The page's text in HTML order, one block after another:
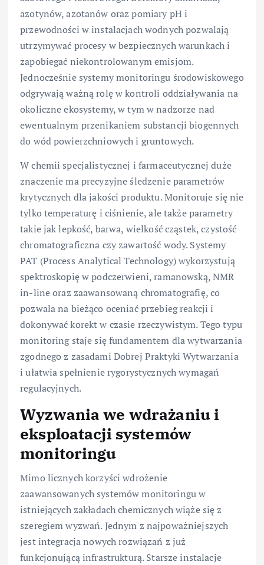
azotynów, azotanów oraz pomiary pH i
przewodności w instalacjach wodnych pozwalają
utrzymywać procesy w bezpiecznych warunkach i
zapobiegać niekontrolowanym emisjom.
Jednocześnie systemy monitoringu środowiskowego
odgrywają ważną rolę w kontroli oddziaływania na
okoliczne ekosystemy, w tym w nadzorze nad
ewentualnym przenikaniem substancji biogennych
do wód powierzchniowych i gruntowych.
W chemii specjalistycznej i farmaceutycznej duże
znaczenie ma precyzyjne śledzenie parametrów
krytycznych dla jakości produktu. Monitoruje się nie
tylko temperaturę i ciśnienie, ale także parametry
takie jak lepkość, barwa, wielkość cząstek, czystość
chromatograficzna czy zawartość wody. Systemy
PAT (Process Analytical Technology) wykorzystują
spektroskopię w podczerwieni, ramanowską, NMR
in-line oraz zaawansowaną chromatografię, co
pozwala na bieżąco oceniać przebieg reakcji i
dokonywać korekt w czasie rzeczywistym. Tego typu
monitoring staje się fundamentem dla wytwarzania
zgodnego z zasadami Dobrej Praktyki Wytwarzania
i ułatwia spełnienie rygorystycznych wymagań
regulacyjnych.
Wyzwania we wdrażaniu i
eksploatacji systemów
monitoringu
Mimo licznych korzyści wdrożenie
zaawansowanych systemów monitoringu w
istniejących zakładach chemicznych wiąże się z
szeregiem wyzwań. Jednym z najpoważniejszych
jest integracja nowych rozwiązań z już
funkcjonującą infrastrukturą. Starsze instalacje